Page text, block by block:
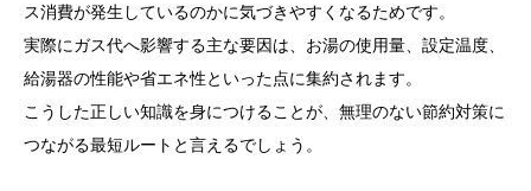
ス消費が発生しているのかに気づきやすくなるためです。
実際にガス代へ影響する主な要因は、お湯の使用量、設定温度、
給湯器の性能や省エネ性といった点に集約されます。
こうした正しい知識を身につけることが、無理のない節約対策に
つながる最短ルートと言えるでしょう。